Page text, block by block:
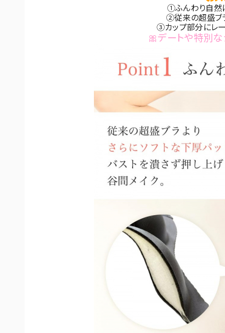
①ふんわり自然
②従来の超盛ブ
③カップ部分にレ
🎀デートや特別